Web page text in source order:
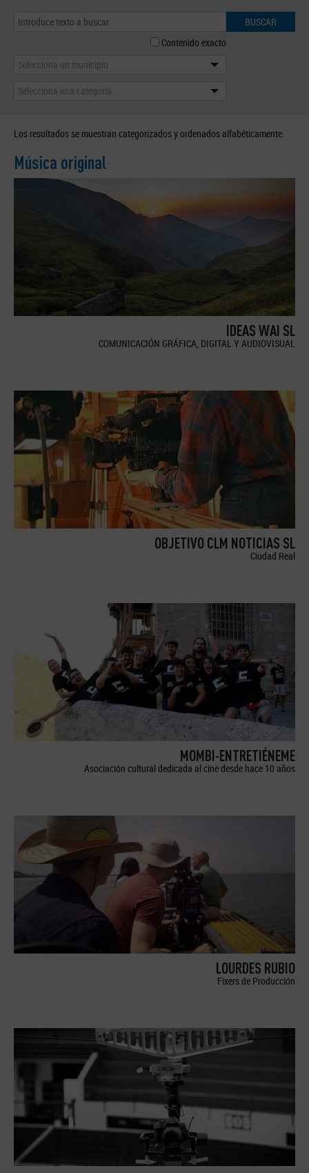
BUSCAR
Contenido exacto
Selecciona un municipio
Selecciona una categoría
Los resultados se muestran categorizados y ordenados alfabéticamente.
Música original
IDEAS WAI SL
COMUNICACIÓN GRÁFICA, DIGITAL Y AUDIOVISUAL
OBJETIVO CLM NOTICIAS SL
Ciudad Real
MOMBI-ENTRETIÉNEME
Asociación cultural dedicada al cine desde hace 10 años
LOURDES RUBIO
Fixers de Producción